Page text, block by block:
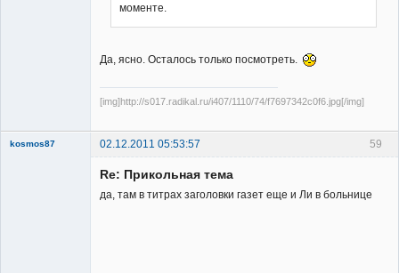
моменте.
Да, ясно. Осталось только посмотреть.
[img]http://s017.radikal.ru/i407/1110/74/f7697342c0f6.jpg[/img]
59
kosmos87 02.12.2011 05:53:57
Re: Прикольная тема
да, там в титрах заголовки газет еще и Ли в больнице